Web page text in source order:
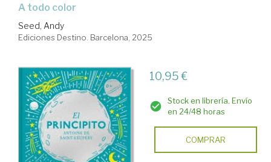
a todo color
Seed, Andy
Ediciones Destino. Barcelona, 2025
10,95 €
Stock en librería. Envío
en 24/48 horas
COMPRAR